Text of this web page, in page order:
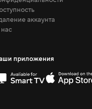
аккаунта
приложения